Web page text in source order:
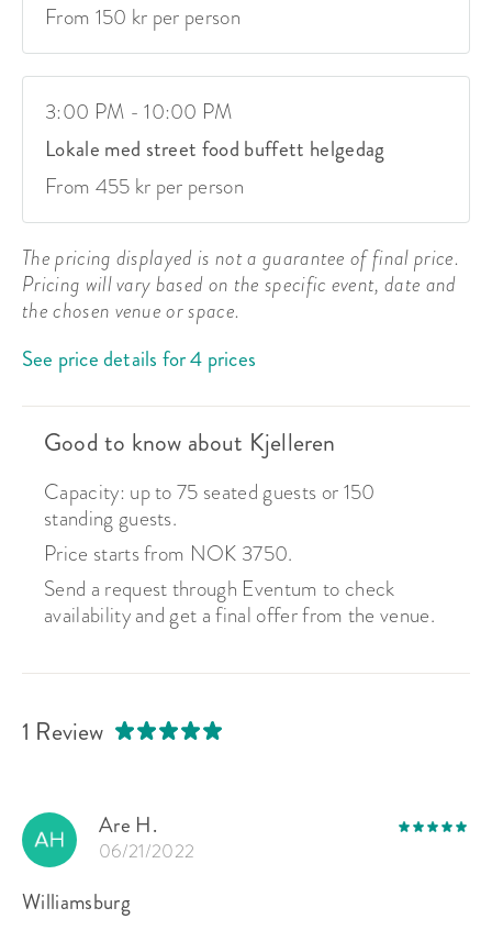
From 150 kr per person
3:00 PM - 10:00 PM
Lokale med street food buffett helgedag
From 455 kr per person
The pricing displayed is not a guarantee of final price.
Pricing will vary based on the specific event, date and
the chosen venue or space.
See price details for 4 prices
Good to know about Kjelleren
Capacity: up to 75 seated guests or 150
standing guests.
Price starts from NOK 3750.
Send a request through Eventum to check
availability and get a final offer from the venue.
1 Review
Are H.
06/21/2022
Williamsburg